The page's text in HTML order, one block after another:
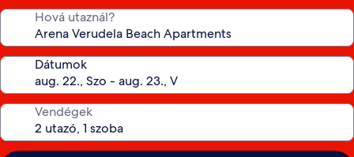
Hová utaznál?
Dátumok
Vendégek